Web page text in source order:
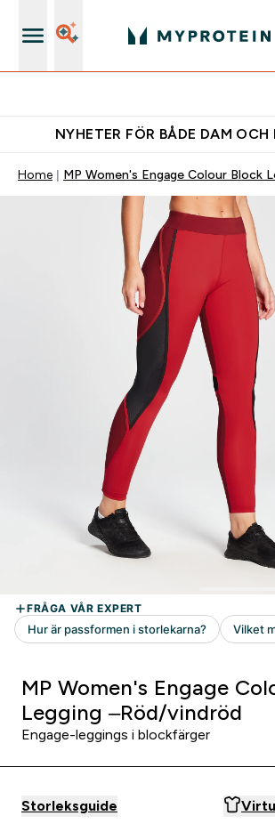
NYHETER FÖR BÅDE DAM OCH
Home MP Women's Engage Colour Block
MP Women's Engage
Legging –Röd/vindröd
Engage-leggings i blockfärger
Storleksguide